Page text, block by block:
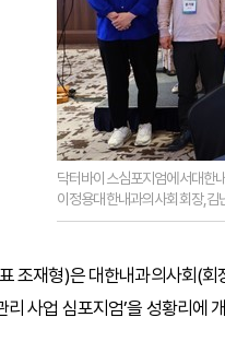
닥터바이스심포지엄에서대한
이정용대한내과의사회회장,
조재형)은 대한내과의사회(
리 사업 심포지엄’을 성황리에